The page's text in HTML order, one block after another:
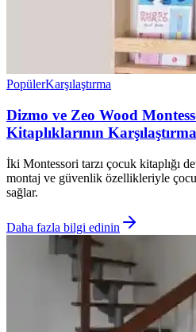
PopülerKarşılaştırma
Dizmo ve Zeo Wood
Kitaplıklarının
İki Montessori tarzı çocuk kitaplığı
montaj ve güvenlik özellikleriyle
sağlar.
Daha fazla bilgi edinin